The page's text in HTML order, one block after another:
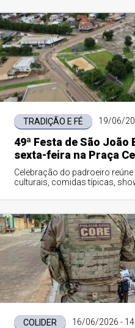
TRADIÇÃO E FÉ 19/06/
49ª Festa de São
sexta-feira na Praça
Celebração do padroeiro
culturais, comidas típicas,
COLIDER 16/06/2026 -